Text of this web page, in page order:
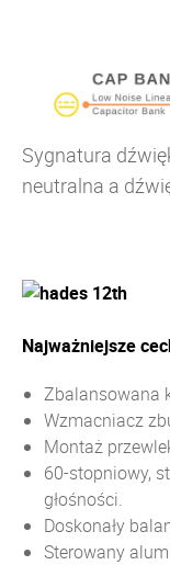
Sygnatura
neutralna a
Najważniejsze
Zbalansowana
Wzmacniacz
Montaż
60-stopniowy,
głośności.
Doskonały
Sterowany